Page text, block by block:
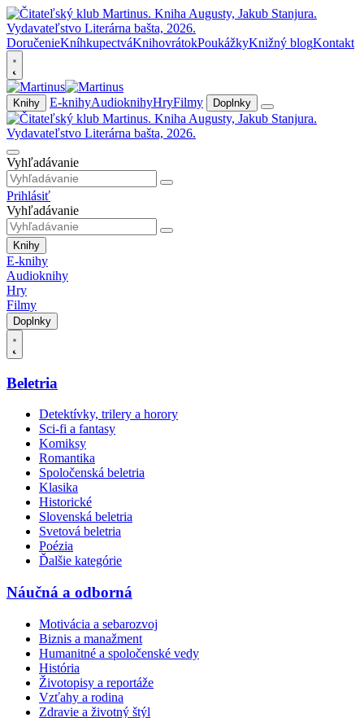
DoručenieKníhkupectváKnihovrátokPoukážkyKnižný blogKontakt
Knihy E-knihyAudioknihyHryFilmy Doplnky
Vyhľadávanie
Prihlásiť
Vyhľadávanie
Knihy
E-knihy
Audioknihy
Hry
Filmy
Doplnky
Beletria
Detektívky, trilery a horory
Sci-fi a fantasy
Komiksy
Romantika
Spoločenská beletria
Klasika
Historické
Slovenská beletria
Svetová beletria
Poézia
Ďalšie kategórie
Náučná a odborná
Motivácia a sebarozvoj
Biznis a manažment
Humanitné a spoločenské vedy
História
Životopisy a reportáže
Vzťahy a rodina
Zdravie a životný štýl